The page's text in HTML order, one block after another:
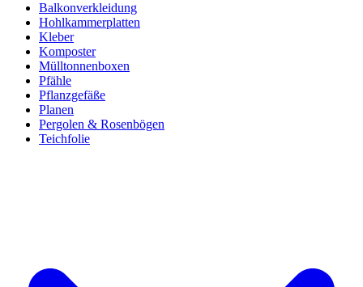
Balkonverkleidung
Hohlkammerplatten
Kleber
Komposter
Mülltonnenboxen
Pfähle
Pflanzgefäße
Planen
Pergolen & Rosenbögen
Teichfolie